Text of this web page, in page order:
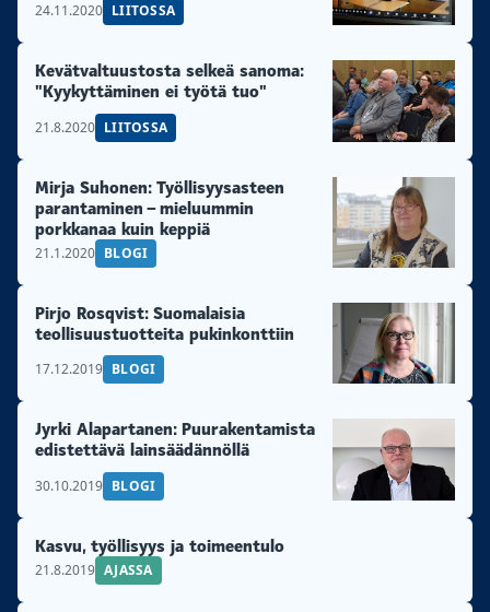
24.11.2020 LIITOSSA
Kevätvaltuustosta selkeä sanoma:
"Kyykyttäminen ei työtä tuo"
21.8.2020 LIITOSSA
Mirja Suhonen: Työllisyysasteen
parantaminen – mieluummin
porkkanaa kuin keppiä
21.1.2020 BLOGI
Pirjo Rosqvist: Suomalaisia
teollisuustuotteita pukinkonttiin
17.12.2019 BLOGI
Jyrki Alapartanen: Puurakentamista
edistettävä lainsäädännöllä
30.10.2019 BLOGI
Kasvu, työllisyys ja toimeentulo
21.8.2019 AJASSA